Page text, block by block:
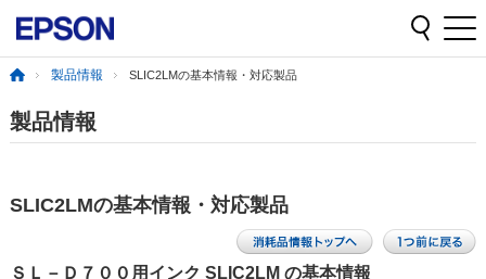
製品情報 SLIC2LMの基本情報・対応製品
製品情報
SLIC2LMの基本情報・対応製品
ＳＬ－Ｄ７００用インク SLIC2LM の基本情報